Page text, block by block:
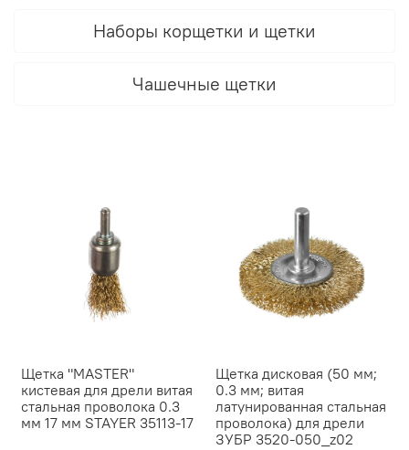
Наборы корщетки и щетки
Чашечные щетки
Щетка "MASTER"
кистевая для дрели витая
стальная проволока 0.3
мм 17 мм STAYER 35113-17
Щетка дисковая (50 мм;
0.3 мм; витая
латунированная стальная
проволока) для дрели
ЗУБР 3520-050_z02